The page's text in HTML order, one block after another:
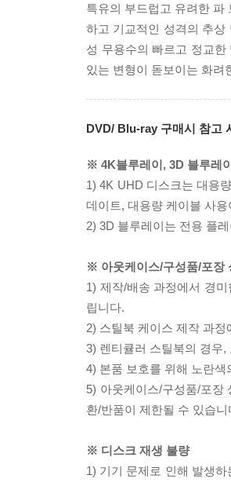
특유의 부드럽고 유려한 파
하고 기교적인 성격의 추상
성 무용수의 빠르고 정교
있는 변형이 돋보이는 화려
DVD/ Blu-ray 구매시 참고
※ 4K블루레이, 3D 블루레
1) 4K UHD 디스크는 대용
데이트, 대용량 케이블 사
2) 3D 블루레이는 전용 플
※ 아웃케이스/구성품/포장
1) 제작/배송 과정에서 경
립니다.
2) 스틸북 케이스 제작 과
3) 렌티큘러 스틸북의 경우
4) 본품 보호를 위해 노란
5) 아웃케이스/구성품/포장
환/반품이 제한될 수 있습니
※ 디스크 재생 불량
1) 기기 문제로 인해 발생